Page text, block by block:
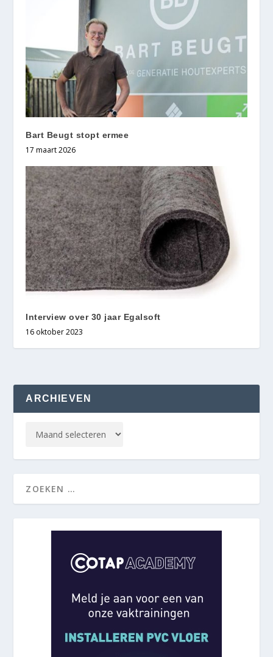
Bart Beugt stopt ermee
17 maart 2026
Interview over 30 jaar Egalsoft
16 oktober 2023
ARCHIEVEN